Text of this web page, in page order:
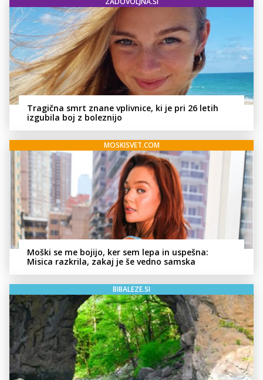
Tragična smrt znane vplivnice, ki je pri 26 letih
izgubila boj z boleznijo
MOSKISVET.COM
Moški se me bojijo, ker sem lepa in uspešna:
Misica razkrila, zakaj je še vedno samska
BIBALEZE.SI